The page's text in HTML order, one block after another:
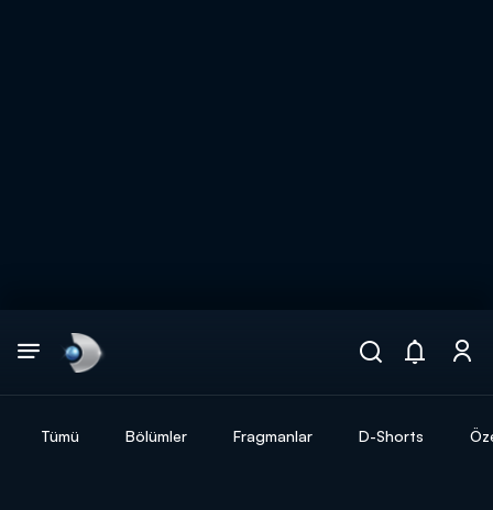
Tümü Bölümler Fragmanlar D-Shorts